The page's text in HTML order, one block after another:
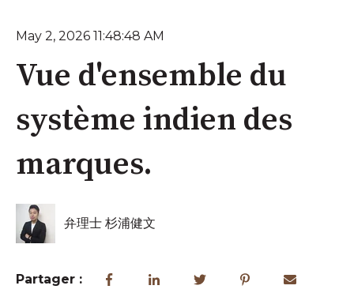
May 2, 2026 11:48:48 AM
Vue d'ensemble du
système indien des
marques.
弁理士 杉浦健文
Partager :